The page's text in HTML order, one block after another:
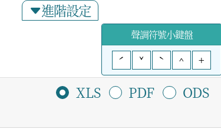
進階設定
聲調符號小鍵盤
ˊ
ˇ ˋ ^ +
XLS PDF ODS